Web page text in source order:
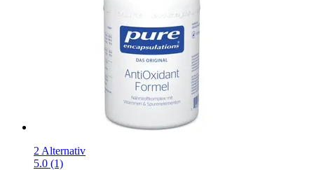
2 Alternativ
5.0 (1)